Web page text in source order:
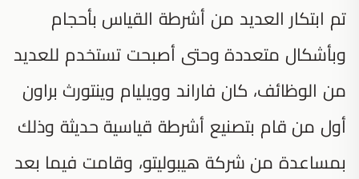
تم ابتكار العديد من أشرطة القياس بأحجام
وبأشكال متعددة وحتى أصبحت تستخدم للعديد
من الوظائف، كان فاراند وويليام وينتورث براون
أول من قام بتصنيع أشرطة قياسية حديثة وذلك
بمساعدة من شركة هيبوليتو، وقامت فيما بعد